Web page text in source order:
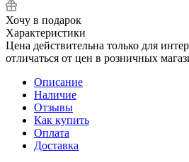
Хочу в подарок
Характеристики
Цена действительна только для
отличаться от цен в розничных
Описание
Наличие
Отзывы
Как купить
Оплата
Доставка